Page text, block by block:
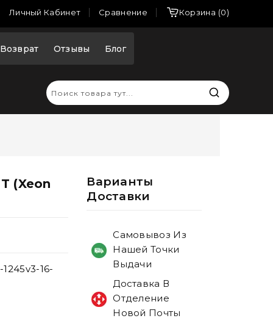
Личный Кабинет Сравнение Корзина 0
Возврат Отзывы Блог
(Xeon
16-
Варианты
Доставки
Самовывоз Из
Нашей Точки
Выдачи
Доставка В
Отделение
Новой Почты